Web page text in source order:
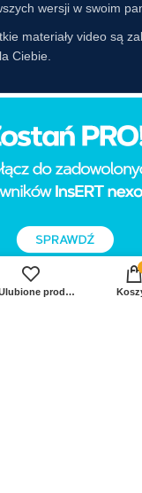
wersji w swoim
materiały video są
Ciebie.
Ulubione produkty